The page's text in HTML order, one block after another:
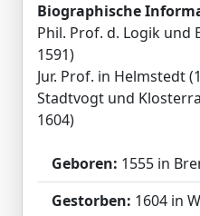
Biographische
Phil. Prof. d. Logik und
1591)
Jur. Prof. in Helmstedt
Stadtvogt und
1604)
Geboren: 1555 in
Gestorben: 1604 in